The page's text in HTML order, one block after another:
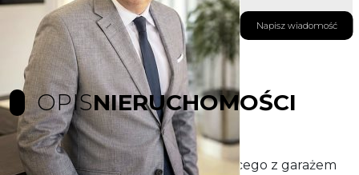
Napisz wiadomość
OPISNIERUCHOMOŚCI
Oferta sprzedaży domu wolnostojącego z garażem